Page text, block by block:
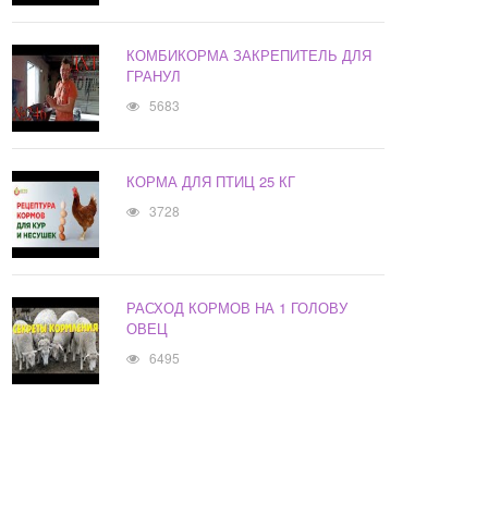
КОМБИКОРМА ЗАКРЕПИТЕЛЬ ДЛЯ
ГРАНУЛ
5683
КОРМА ДЛЯ ПТИЦ 25 КГ
3728
РАСХОД КОРМОВ НА 1 ГОЛОВУ
ОВЕЦ
6495